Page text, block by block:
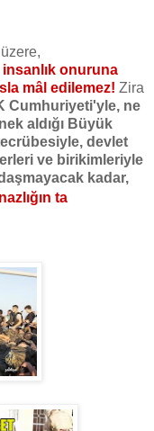
onuruna
mâl edilemez! Zira
Cumhuriyeti'yle, ne
aldığı Büyük
devlet
ve birikimleriyle
kadar,
ta